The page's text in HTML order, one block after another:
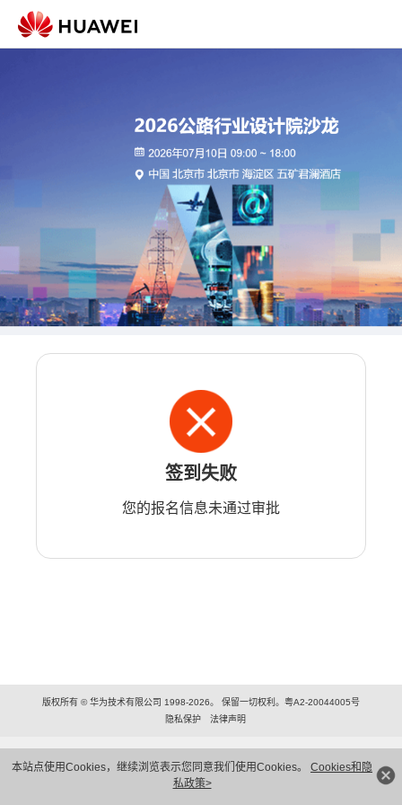
本站点使用Cookies，继续浏览表示您同意我们使用Cookies。 Cookies和隐
私政策>
签到失败
您的报名信息未通过审批
版权所有 © 华为技术有限公司 1998-2026。 保留一切权利。粤A2-20044005号
隐私保护
法律声明